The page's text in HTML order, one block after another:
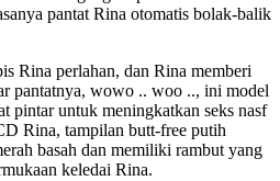
pantat Rina otomatis bolak-balik
Rina perlahan, dan Rina memberi
pantatnya, wowo .. woo .., ini model
pintar untuk meningkatkan seks nasf
Rina, tampilan butt-free putih
basah dan memiliki rambut yang
keledai Rina.